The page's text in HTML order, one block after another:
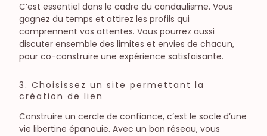
C’est essentiel dans le cadre du candaulisme. Vous
gagnez du temps et attirez les profils qui
comprennent vos attentes. Vous pourrez aussi
discuter ensemble des limites et envies de chacun,
pour co-construire une expérience satisfaisante.
3. Choisissez un site permettant la
création de lien
Construire un cercle de confiance, c’est le socle d’une
vie libertine épanouie. Avec un bon réseau, vous